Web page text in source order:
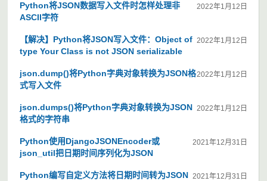
2022年1月12日
Python将JSON数据写入文件时怎样处理非
ASCII字符
2022年1月12日
【解决】Python将JSON写入文件：Object of
type Your Class is not JSON serializable
2022年1月12日
json.dump()将Python字典对象转换为JSON格
式写入文件
2022年1月12日
json.dumps()将Python字典对象转换为JSON
格式的字符串
2021年12月31日
Python使用DjangoJSONEncoder或
json_util把日期时间序列化为JSON
2021年12月31日
Python编写自定义方法将日期时间转为JSON